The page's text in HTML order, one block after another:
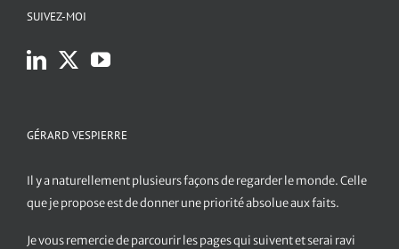
SUIVEZ-MOI
GÉRARD VESPIERRE
Il y a naturellement plusieurs façons de regarder le monde. Celle
que je propose est de donner une priorité absolue aux faits.
Je vous remercie de parcourir les pages qui suivent et serai ravi